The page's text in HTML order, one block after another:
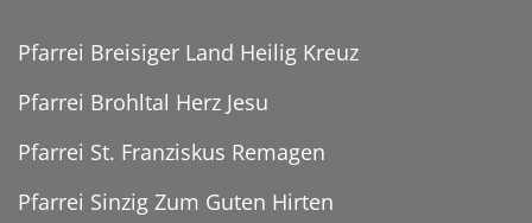
Pfarrei Breisiger Land Heilig Kreuz
Pfarrei Brohltal Herz Jesu
Pfarrei St. Franziskus Remagen
Pfarrei Sinzig Zum Guten Hirten